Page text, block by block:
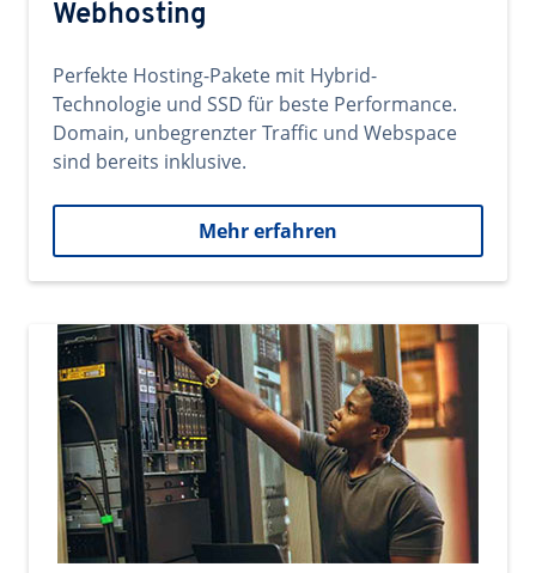
Webhosting
Perfekte Hosting-Pakete mit Hybrid-
Technologie und SSD für beste Performance.
Domain, unbegrenzter Traffic und Webspace
sind bereits inklusive.
Mehr erfahren